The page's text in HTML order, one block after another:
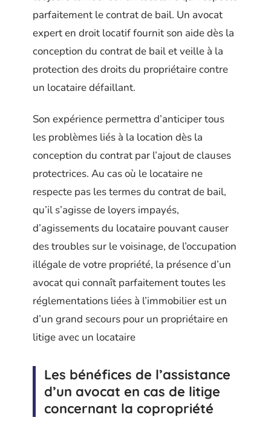
parfaitement le contrat de bail. Un avocat
expert en droit locatif fournit son aide dès la
conception du contrat de bail et veille à la
protection des droits du propriétaire contre
un locataire défaillant.
Son expérience permettra d’anticiper tous
les problèmes liés à la location dès la
conception du contrat par l’ajout de clauses
protectrices. Au cas où le locataire ne
respecte pas les termes du contrat de bail,
qu’il s’agisse de loyers impayés,
d’agissements du locataire pouvant causer
des troubles sur le voisinage, de l’occupation
illégale de votre propriété, la présence d’un
avocat qui connaît parfaitement toutes les
réglementations liées à l’immobilier est un
d’un grand secours pour un propriétaire en
litige avec un locataire
Les bénéfices de l’assistance
d’un avocat en cas de litige
concernant la copropriété